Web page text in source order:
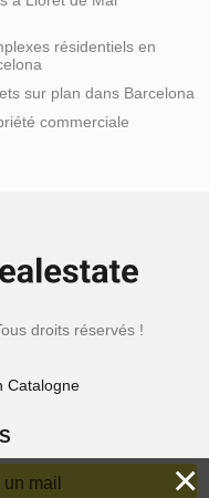
résidentiels en
sur plan dans Barcelona
commerciale
droits réservés !
Catalogne
mail ×